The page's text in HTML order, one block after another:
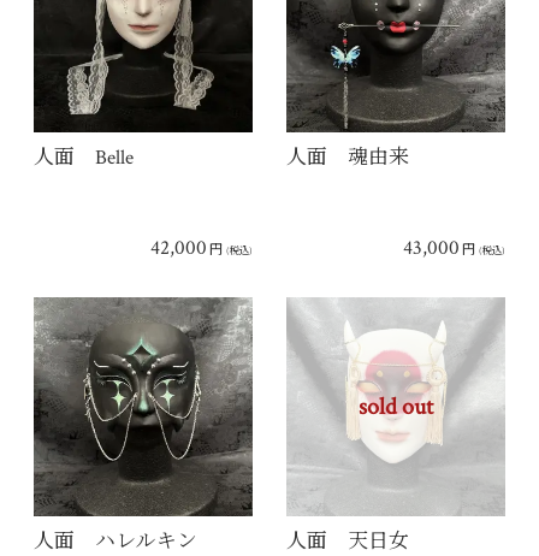
人面 Belle
42,000 円 (税込)
人面 魂由来
43,000 円 (税込)
人面 ハレルキン
sold out
人面 天日女